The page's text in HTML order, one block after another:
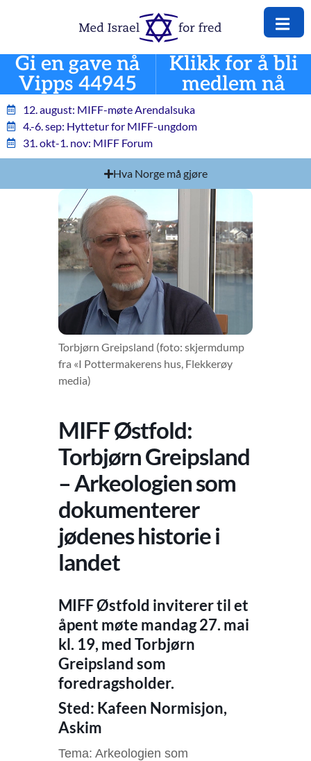
Gi en gave nå
Vipps 44945
Klikk for å bli
medlem nå
12. august: MIFF-møte Arendalsuka
4.-6. sep: Hyttetur for MIFF-ungdom
31. okt-1. nov: MIFF Forum
Hva Norge må gjøre
Torbjørn Greipsland (foto: skjermdump
fra «I Pottermakerens hus, Flekkerøy
media)
MIFF Østfold:
Torbjørn Greipsland
– Arkeologien som
dokumenterer
jødenes historie i
landet
MIFF Østfold inviterer til et
åpent møte mandag 27. mai
kl. 19, med Torbjørn
Greipsland som
foredragsholder.
Sted: Kafeen Normisjon,
Askim
Tema: Arkeologien som